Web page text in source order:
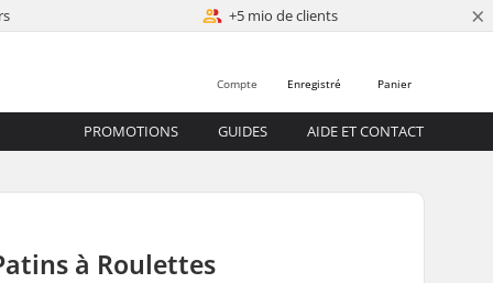
+5 mio de clients ×
Panier
Enregistré
Compte
PROMOTIONS GUIDES AIDE ET CONTACT
à Roulettes